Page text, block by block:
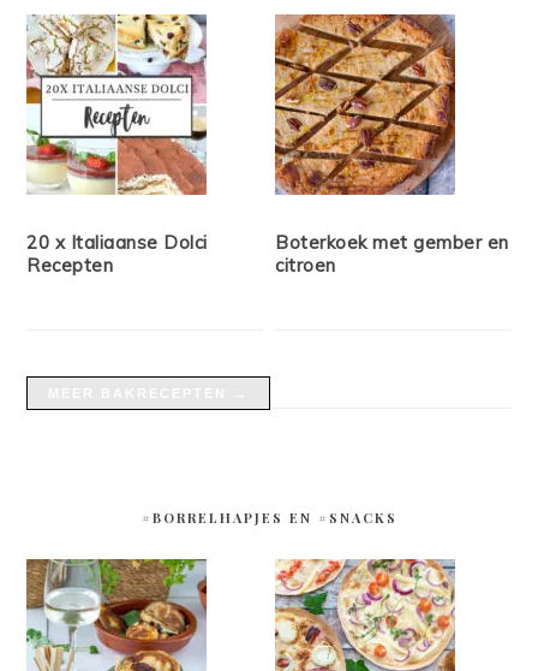
20 x Italiaanse Dolci
Recepten
Boterkoek met gember en
citroen
#BORRELHAPJES EN #SNACKS